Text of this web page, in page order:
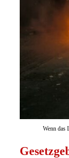
Wenn das